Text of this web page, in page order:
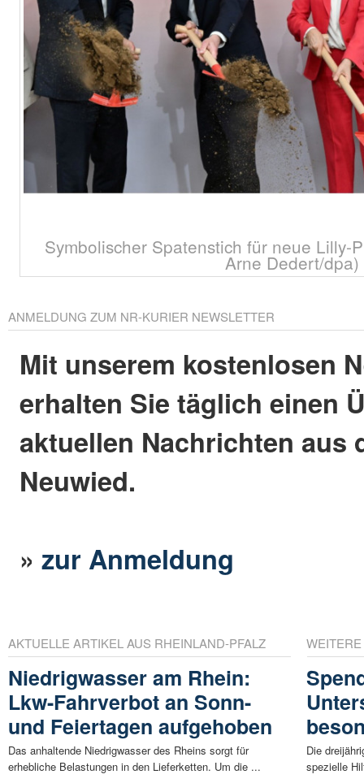
Symbolischer Spatenstich für neue Lilly-
Arne Dedert/dpa)
ANMELDUNG ZUM NR-KURIER NEWSLETTER
Mit unserem kostenlosen
erhalten Sie täglich einen
aktuellen Nachrichten aus
Neuwied.
»zur Anmeldung
AKTUELLE ARTIKEL AUS RHEINLAND-PFALZ
Niedrigwasser am Rhein:
Lkw-Fahrverbot an Sonn-
und Feiertagen aufgehoben
Das anhaltende Niedrigwasser des Rheins sorgt für
erhebliche Belastungen in den Lieferketten. Um die ...
Die
spezielle